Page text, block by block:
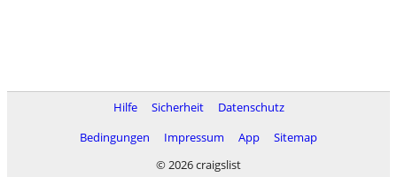
Hilfe Sicherheit
Datenschutz
Bedingungen
Impressum App
Sitemap
© 2026 craigslist